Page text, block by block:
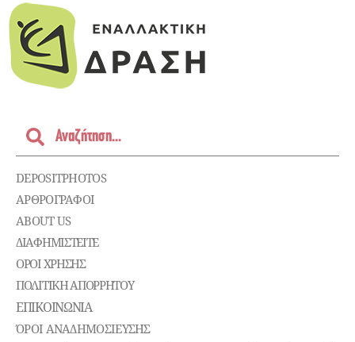
DEPOSITPHOTOS
ΑΡΘΡΟΓΡΑΦΟΙ
ABOUT US
ΔΙΑΦΗΜΙΣΤΕΊΤΕ
ΌΡΟΙ ΧΡΉΣΗΣ
ΠΟΛΙΤΙΚΉ ΑΠΟΡΡΉΤΟΥ
ΕΠΙΚΟΙΝΩΝΊΑ
ΌΡΟΙ ΑΝΑΔΗΜΟΣΙΕΥΣΗΣ